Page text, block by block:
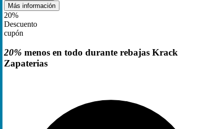
Más información
20%
Descuento
cupón
20% menos en todo durante rebajas Krack
Zapaterias